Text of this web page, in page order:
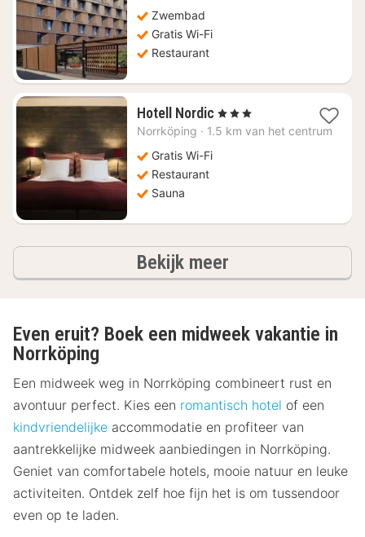
Zwembad
Gratis Wi-Fi
Restaurant
Hotell Nordic4
nachten
, 3 Sterren
Norrköping · 1.5 km van het centrum
Gratis Wi-Fi
Restaurant
Sauna
Bekijk meerhotels
Even eruit? Boek een midweek vakantie in
Norrköping
Een midweek weg in Norrköping combineert rust en
avontuur perfect. Kies een romantisch hotel of een
kindvriendelijke accommodatie en profiteer van
aantrekkelijke midweek aanbiedingen in Norrköping.
Geniet van comfortabele hotels, mooie natuur en leuke
activiteiten. Ontdek zelf hoe fijn het is om tussendoor
even op te laden.